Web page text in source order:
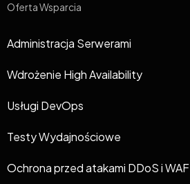
Oferta Wsparcia
Administracja Serwerami
Wdrożenie High Availability
Usługi DevOps
Testy Wydajnościowe
Ochrona przed atakami DDoS i WAF